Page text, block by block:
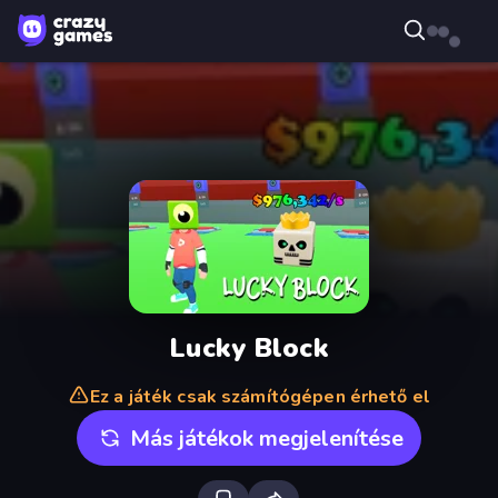
Lucky Block
Ez a játék csak számítógépen érhető el
Más játékok megjelenítése